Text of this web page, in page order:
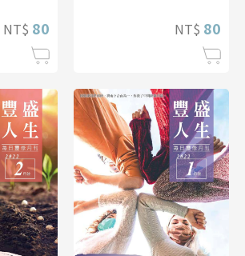
NT$ 80 NT$ 80